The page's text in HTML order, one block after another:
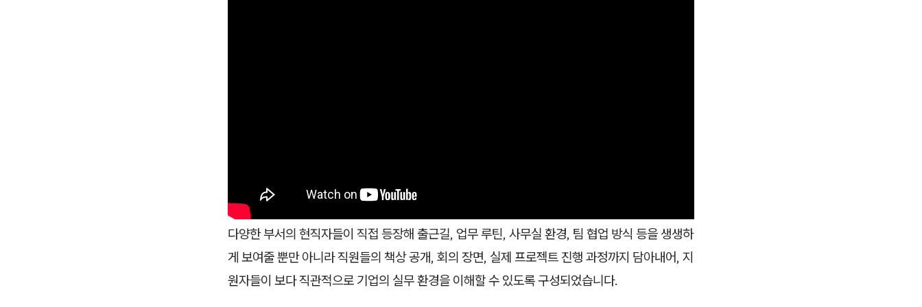
다양한 부서의 현직자들이 직접 등장해 출근길, 업무 루틴, 사무실 환경, 팀 협업 방식 등을 생생하
게 보여줄 뿐만 아니라 직원들의 책상 공개, 회의 장면, 실제 프로젝트 진행 과정까지 담아내어, 지
원자들이 보다 직관적으로 기업의 실무 환경을 이해할 수 있도록 구성되었습니다.